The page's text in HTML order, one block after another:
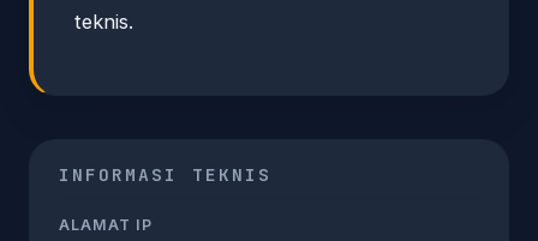
teknis.
INFORMASI TEKNIS
ALAMAT IP